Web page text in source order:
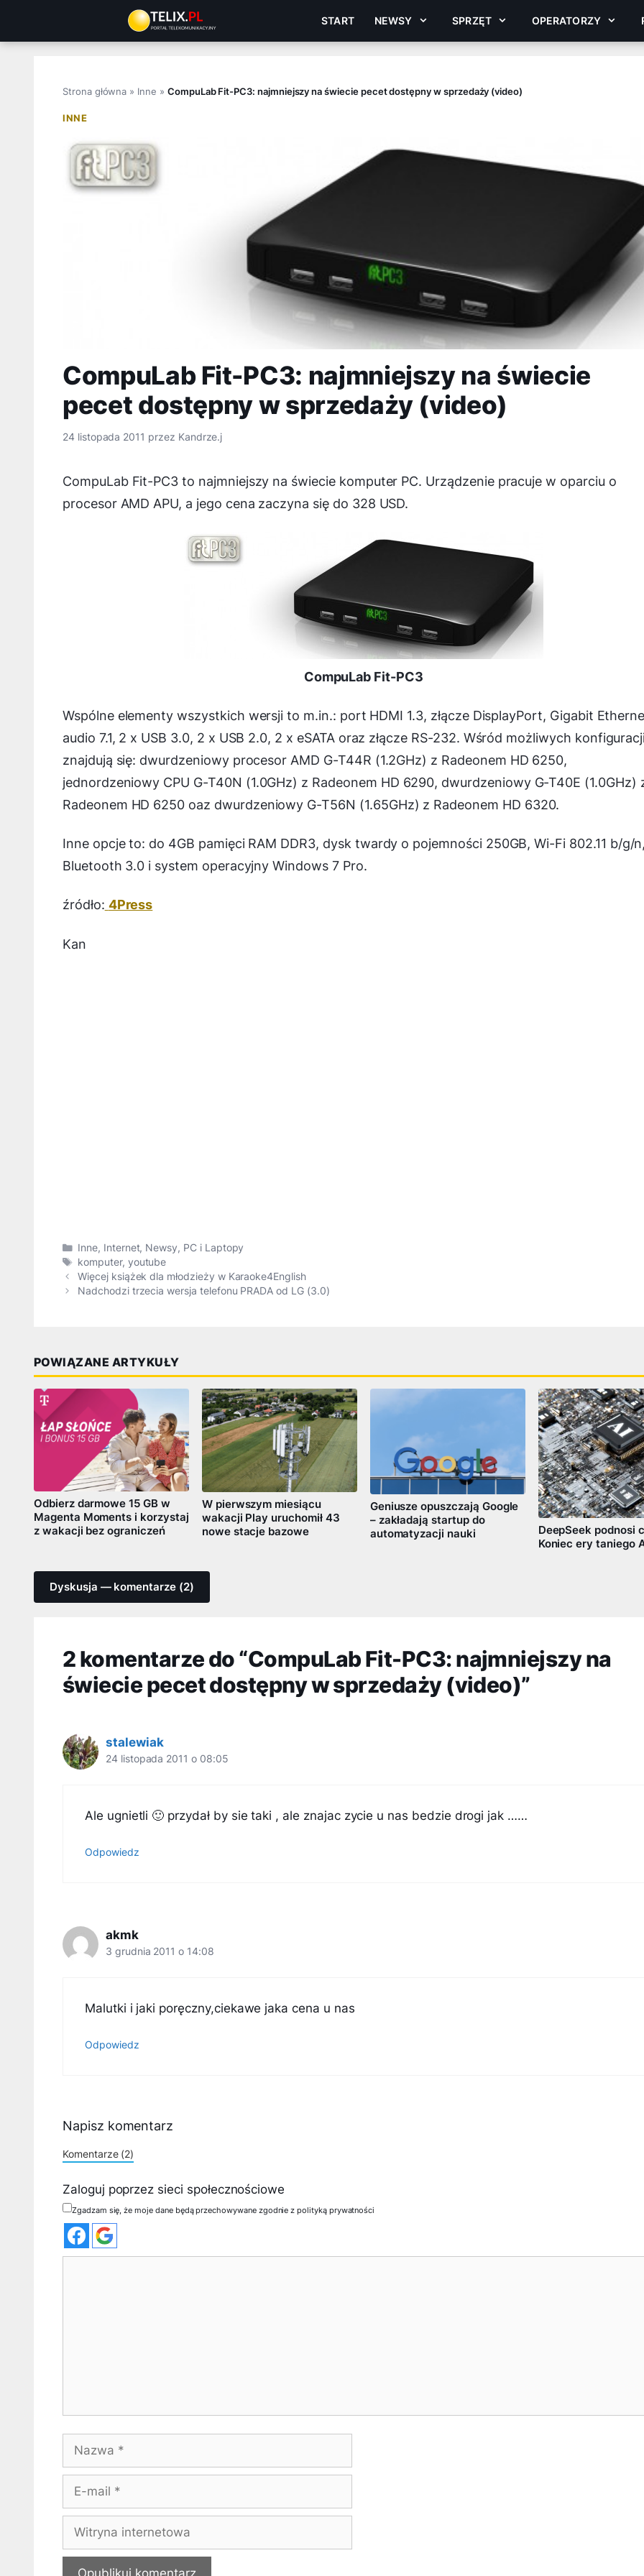
treści
START NEWSY SPRZĘT OPERATORZY
Strona główna » Inne » CompuLab Fit-PC3: najmniejszy na świecie pecet dostępny w sprzedaży (video)
INNE
CompuLab Fit-PC3: najmniejszy na świecie
pecet dostępny w sprzedaży (video)
24 listopada 2011 przez Kandrze.j
CompuLab Fit-PC3 to najmniejszy na świecie komputer PC. Urządzenie pracuje w oparciu o
procesor AMD APU, a jego cena zaczyna się do 328 USD.
CompuLab Fit-PC3
Wspólne elementy wszystkich wersji to m.in.: port HDMI 1.3, złącze DisplayPort, Gigabit
audio 7.1, 2 x USB 3.0, 2 x USB 2.0, 2 x eSATA oraz złącze RS-232. Wśród możliwych
znajdują się: dwurdzeniowy procesor AMD G-T44R (1.2GHz) z Radeonem HD 6250,
jednordzeniowy CPU G-T40N (1.0GHz) z Radeonem HD 6290, dwurdzeniowy G-T40E (1.0GHz)
Radeonem HD 6250 oaz dwurdzeniowy G-T56N (1.65GHz) z Radeonem HD 6320.
Inne opcje to: do 4GB pamięci RAM DDR3, dysk twardy o pojemności 250GB, Wi-Fi 802.11 b/g/n,
Bluetooth 3.0 i system operacyjny Windows 7 Pro.
źródło: 4Press
Kan
Kategorie
Inne, Internet, Newsy, PC i Laptopy
Tagi
komputer, youtube
Więcej książek dla młodzieży w Karaoke4English
Nadchodzi trzecia wersja telefonu PRADA od LG (3.0)
POWIĄZANE ARTYKUŁY
Odbierz darmowe 15 GB w
Magenta Moments i korzystaj
z wakacji bez ograniczeń
W pierwszym miesiącu
wakacji Play uruchomił 43
nowe stacje bazowe
Geniusze opuszczają Google
– zakładają startup do
automatyzacji nauki
DeepSeek podnosi
Koniec ery taniego
Dyskusja — komentarze (2)
2 komentarze do “CompuLab Fit-PC3: najmniejszy na
świecie pecet dostępny w sprzedaży (video)”
stalewiak
24 listopada 2011 o 08:05
Ale ugnietli 🙂 przydał by sie taki , ale znajac zycie u nas bedzie drogi jak ……
Odpowiedz
akmk
3 grudnia 2011 o 14:08
Malutki i jaki poręczny,ciekawe jaka cena u nas
Odpowiedz
Napisz komentarz
Komentarze (2)
Zaloguj poprzez sieci społecznościowe
Zgadzam się, że moje dane będą przechowywane zgodnie z polityką prywatności
Nazwa
Witryna
internetowa